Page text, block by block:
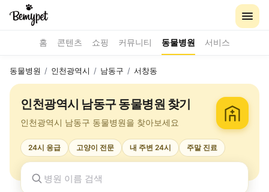
홈 콘텐츠 쇼핑 커뮤니티 동물병원 서비스
동물병원 / 인천광역시 / 남동구 / 서창동
인천광역시 남동구 동물병원 찾기
인천광역시 남동구 동물병원을 찾아보세요
24시 응급 고양이 전문 내 주변 24시 주말 진료